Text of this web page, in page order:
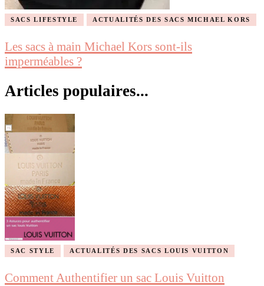
SACS LIFESTYLE ACTUALITÉS DES SACS MICHAEL KORS
Les sacs à main Michael Kors sont-ils
imperméables ?
Articles populaires...
SAC STYLE ACTUALITÉS DES SACS LOUIS VUITTON
Comment Authentifier un sac Louis Vuitton